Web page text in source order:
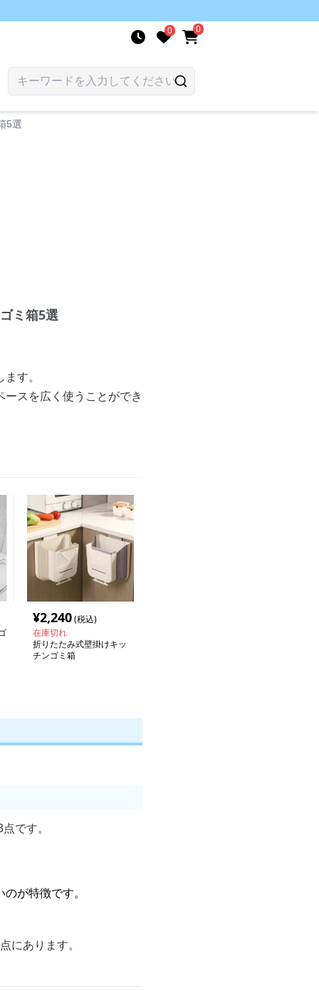
0 0
5選
ミ箱5選
す。
スを広く使うことができ
¥2,240(税込)
在庫切れ
折りたたみ式壁掛けキッ
チンゴミ箱
です。
が特徴です。
にあります。